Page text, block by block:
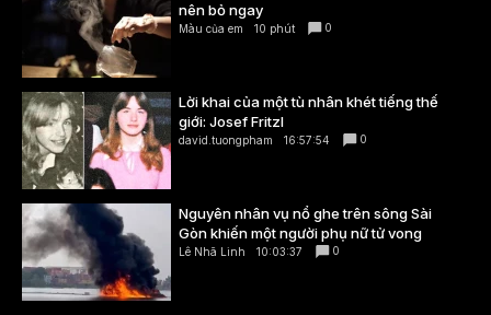
nên bỏ ngay
Màu của em 10 phút 0
Lời khai của một tù nhân khét tiếng thế
giới: Josef Fritzl
david.tuongpham 16:57:54 0
Nguyên nhân vụ nổ ghe trên sông Sài
Gòn khiến một người phụ nữ tử vong
Lê Nhã Linh 10:03:37 0